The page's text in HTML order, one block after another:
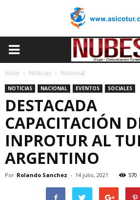
Inicio Noticias Nacional
NOTICIAS NACIONAL EVENTOS SOCIALES
DESTACADA
CAPACITACIÓN
INPROTUR AL
ARGENTINO
Por Rolando Sanchez - 14 julio, 2021 570